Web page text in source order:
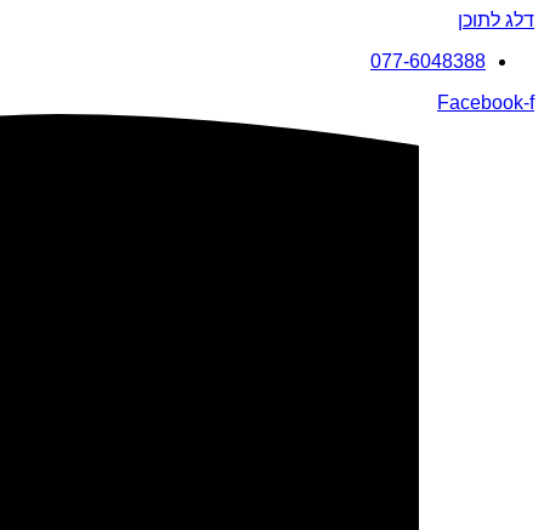
דלג לתוכן
077-6048388
Facebook-f